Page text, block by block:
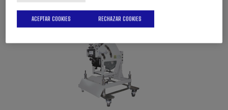
Más información RECHAZAR COOKIES
ACEPTAR COOKIES